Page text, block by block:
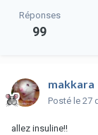
Réponses
99
makkara
Posté le 27
allez insuline!!